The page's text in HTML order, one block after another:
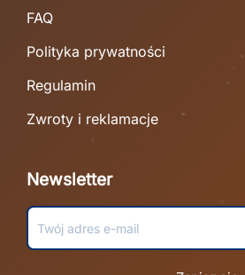
FAQ
Polityka prywatności
Regulamin
Zwroty i reklamacje
Newsletter